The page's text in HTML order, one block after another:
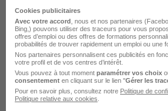
Entreprises Conseillère vendeuse
Entreprises Gestionnaire ADV
Entreprises Vendeur
Entreprises Vendeur charcuterie
Entreprises Vendeur comptoir
Entreprises Vendeur conseil
Cookies publicitaires
Avec votre accord , nous et nos partenaires
Bing,) pouvons utiliser des traceurs pour vous
offres d’emploi ou des offres de formations
probabilités de trouver rapidement un emploi ou une
Nos partenaires personnalisent ces publicités en
votre profil et de vos centres d’intérêt.
Vous pouvez à tout moment paramétrer vos choix
consentement en cliquant sur le lien "Gérer les
Pour en savoir plus, consultez notre Politique de
Politique relative aux cookies